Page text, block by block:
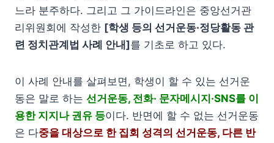
느라 분주하다. 그리고 그 가이드라인은 중앙선거관
리위원회에 작성한 [학생 등의 선거운동·정당활동 관
련 정치관계법 사례 안내]를 기초로 하고 있다.
이 사례 안내를 살펴보면, 학생이 할 수 있는 선거운
동은 말로 하는 선거운동, 전화· 문자메시지·SNS를 이
용한 지지나 권유 등이다. 반면에 할 수 없는 선거운동
은 다중을 대상으로 한 집회 성격의 선거운동, 다른 반